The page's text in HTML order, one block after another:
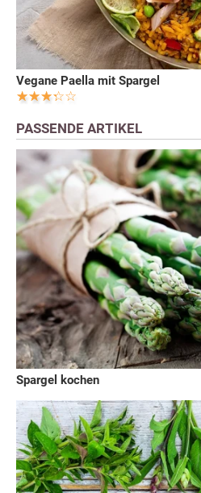
Vegane Paella mit Spargel
PASSENDE ARTIKEL
Spargel kochen